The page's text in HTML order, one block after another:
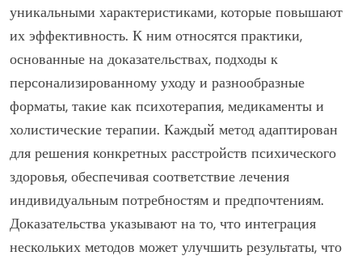
уникальными характеристиками, которые повышают
их эффективность. К ним относятся практики,
основанные на доказательствах, подходы к
персонализированному уходу и разнообразные
форматы, такие как психотерапия, медикаменты и
холистические терапии. Каждый метод адаптирован
для решения конкретных расстройств психического
здоровья, обеспечивая соответствие лечения
индивидуальным потребностям и предпочтениям.
Доказательства указывают на то, что интеграция
нескольких методов может улучшить результаты, что